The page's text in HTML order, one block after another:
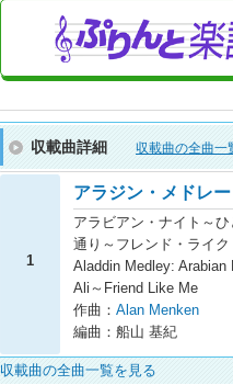
収載曲詳細 収載曲の全曲一
1
アラジン・メドレー
アラビアン・ナイト～
通り～フレンド・ライク
Aladdin Medley: Arabian
Ali～Friend Like Me
作曲： Alan Menken
編曲：船山 基紀
収載曲の全曲一覧を見る